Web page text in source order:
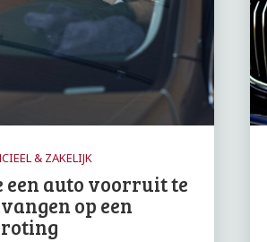
& ZAKELIJK
een auto voorruit te
op een